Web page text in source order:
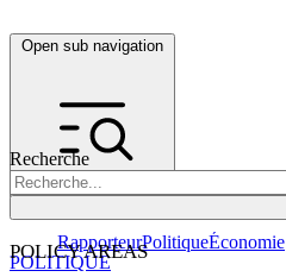
Open sub navigation
Recherche
POLICY AREAS
RapporteurPolitiqueÉconomie
POLITIQUE